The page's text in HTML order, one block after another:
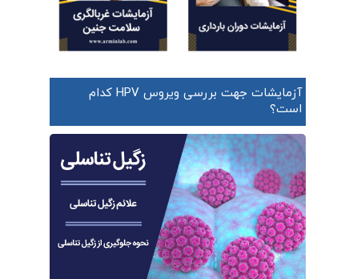
آزمایشات جهت بررسی ویروس HPV کدام
است؟